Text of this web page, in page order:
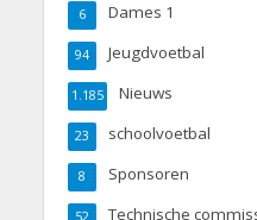
Dames 1
6
Jeugdvoetbal
94
Nieuws
1.185
schoolvoetbal
23
Sponsoren
8
Technische
52